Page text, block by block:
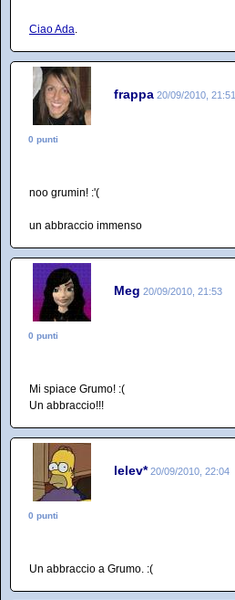
Ciao Ada.
frappa 20/09/2010, 21:51
0 punti
noo grumin! :'(
un abbraccio immenso
Meg 20/09/2010, 21:53
0 punti
Mi spiace Grumo! :(
Un abbraccio!!!
lelev* 20/09/2010, 22:04
0 punti
Un abbraccio a Grumo. :(